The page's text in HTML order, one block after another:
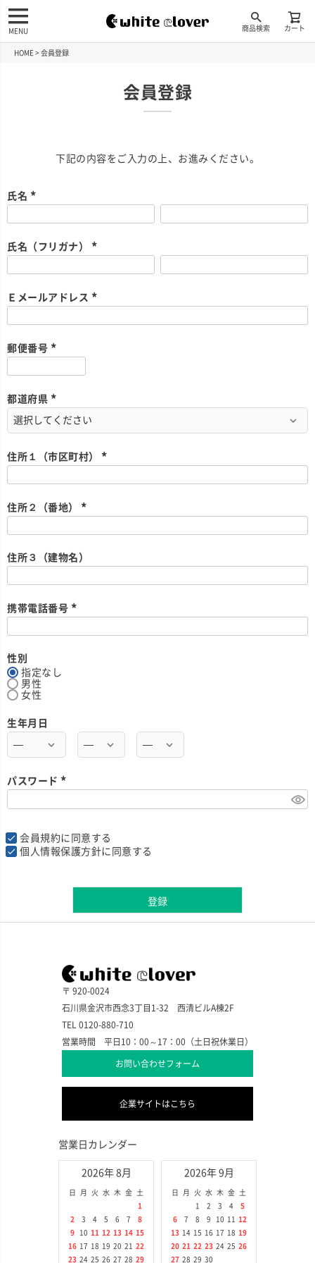
商品検索 カート
MENU
HOME 会員登録
会員登録
下記の内容をご入力の上、お進みください。
氏名
必
氏名（フリガナ）
必
)
Ｅメールアドレス
必
郵便番号
必
)
都道府県
必
須
住所１（市区町村）
必
住所２（番地）
必
)
住所３（建物名）
携帯電話番号
必
性別
指定なし
男性
女性
生年月日
パスワード
会員規約に同意する
個人情報保護方針に同意する
登録
〒 920-0024
石川県金沢市西念3丁目1-32 西清ビルA棟2F
TEL 0120-880-710
営業時間 平日10：00～17：00（土日祝休業日）
お問い合わせフォーム
企業サイトはこちら
営業日カレンダー
2026年 8月
日 月 火 水 木 金
土
1
2
3 4 5 6 7
8
9
10 11 12 13 14 15
16 17 18 19 20 21
22
23 24 25 26 27 28 29
2026年 9月
日 月 火 水 木 金
土
1
2 3 4
5
6
7 8 9 10 11
12
13 14 15 16 17 18 19
20 21 22 23 24 25 26
27 28 29 30